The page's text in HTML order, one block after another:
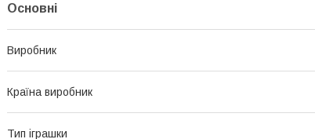
Основні
Виробник
Країна виробник
Тип іграшки